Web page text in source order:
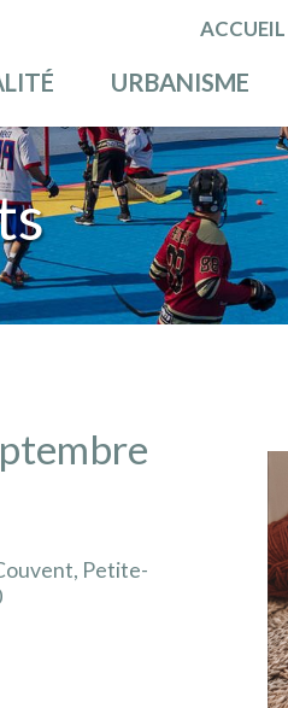
ACCUEIL
URBANISME
Petite-